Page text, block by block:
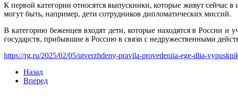
К первой категории относятся выпускники, которые живут сейчас
могут быть, например, дети сотрудников дипломатических миссий.
В категорию беженцев входят дети, которые находятся в России и
государств, прибывшие в Россию в связи с недружественными
https://rg.ru/2025/02/05/utverzhdeny-pravila-provedeniia-ege-dlia-
Назад
Вперед